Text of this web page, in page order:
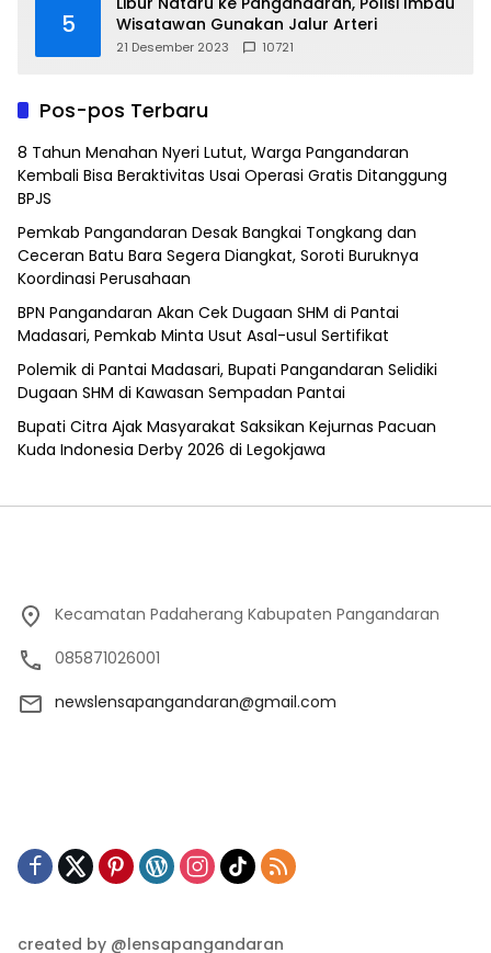
5
Wisatawan Gunakan Jalur Arteri
21 Desember 2023 10721
Pos-pos Terbaru
8 Tahun Menahan Nyeri Lutut, Warga Pangandaran
Kembali Bisa Beraktivitas Usai Operasi Gratis Ditanggung
BPJS
Pemkab Pangandaran Desak Bangkai Tongkang dan
Ceceran Batu Bara Segera Diangkat, Soroti Buruknya
Koordinasi Perusahaan
BPN Pangandaran Akan Cek Dugaan SHM di Pantai
Madasari, Pemkab Minta Usut Asal-usul Sertifikat
Polemik di Pantai Madasari, Bupati Pangandaran Selidiki
Dugaan SHM di Kawasan Sempadan Pantai
Bupati Citra Ajak Masyarakat Saksikan Kejurnas Pacuan
Kuda Indonesia Derby 2026 di Legokjawa
Kecamatan Padaherang Kabupaten Pangandaran
085871026001
newslensapangandaran@gmail.com
created by @lensapangandaran